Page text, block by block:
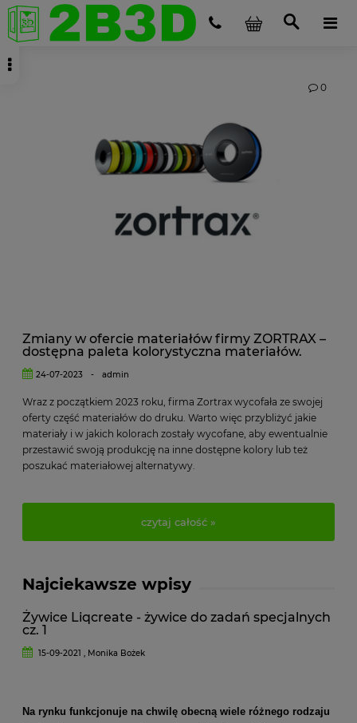
Zmiany w ofercie materiałów firmy ZORTRAX –
dostępna paleta kolorystyczna materiałów.
0
24-07-2023 - admin
Wraz z początkiem 2023 roku, firma Zortrax wycofała ze swojej
oferty część materiałów do druku. Warto więc przybliżyć jakie
materiały i w jakich kolorach zostały wycofane, aby ewentualnie
przestawić swoją produkcję na inne dostępne kolory lub też
poszukać materiałowej alternatywy.
czytaj całość »
Najciekawsze wpisy
Żywice Liqcreate - żywice do zadań specjalnych
cz. 1
15-09-2021 , Monika Bożek
Na rynku funkcjonuje na chwilę obecną wiele różnego rodzaju